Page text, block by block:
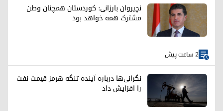
نچیروان بارزانی: کوردستان همچنان وطن
مشترک همه خواهد بود
2 ساعت پیش
نگرانی‌ها درباره آینده تنگه هرمز قیمت نفت
را افزایش داد